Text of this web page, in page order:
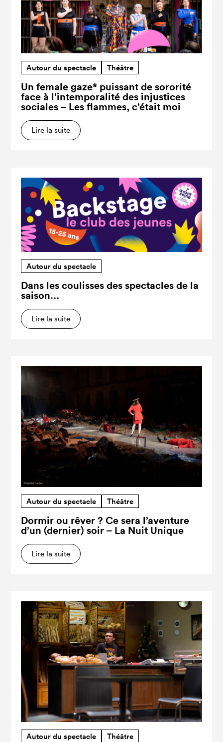
Autour du spectacle Théâtre
Un female gaze* puissant de sororité
face à l’intemporalité des injustices
sociales – Les flammes, c’était moi
Lire la suite
Autour du spectacle
Dans les coulisses des spectacles de la
saison…
Lire la suite
Autour du spectacle Théâtre
Dormir ou rêver ? Ce sera l’aventure
d’un (dernier) soir – La Nuit Unique
Lire la suite
Autour du spectacle Théâtre